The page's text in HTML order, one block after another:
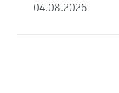
04.08.2026